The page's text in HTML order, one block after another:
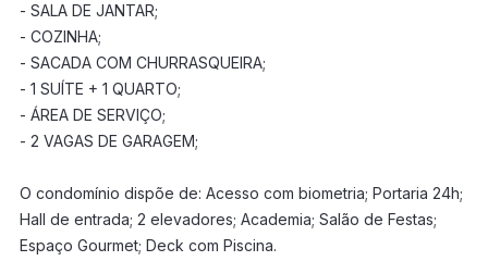
- SALA DE JANTAR;
- COZINHA;
- SACADA COM CHURRASQUEIRA;
- 1 SUÍTE + 1 QUARTO;
- ÁREA DE SERVIÇO;
- 2 VAGAS DE GARAGEM;
O condomínio dispõe de: Acesso com biometria; Portaria 24h;
Hall de entrada; 2 elevadores; Academia; Salão de Festas;
Espaço Gourmet; Deck com Piscina.